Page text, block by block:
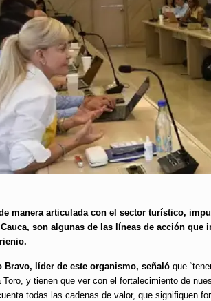
manera articulada con el sector turístico,
son algunas de las líneas de acción que
Bravo, líder de este organismo, señaló que
Toro, y tienen que ver con el fortalecimiento de
todas las cadenas de valor, que signifiquen